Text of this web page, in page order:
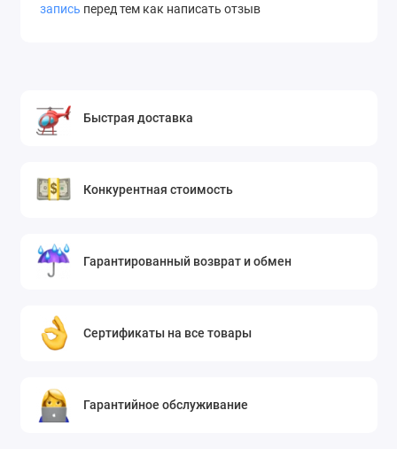
запись перед тем как написать отзыв
Быстрая доставка
Конкурентная стоимость
Гарантированный возврат и обмен
Сертификаты на все товары
Гарантийное обслуживание